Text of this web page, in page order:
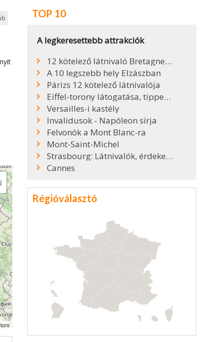
TOP 10
A legkeresettebb attrakciók
12 kötelező látnivaló Bretagne-ban
A 10 legszebb hely Elzászban
Párizs 12 kötelező látnivalója
Eiffel-torony látogatása, tippek, infók
Versailles-i kastély
Invalidusok - Napóleon sírja
Felvonók a Mont Blanc-ra
Mont-Saint-Michel
Strasbourg: Látnivalók, érdekességek, tippek
Cannes
Régióválasztó